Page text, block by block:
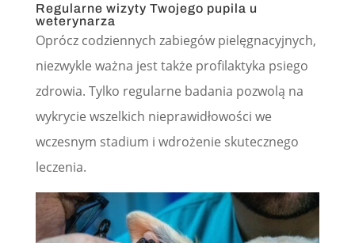
Regularne wizyty Twojego pupila u
weterynarza
Oprócz codziennych zabiegów pielęgnacyjnych,
niezwykle ważna jest także profilaktyka psiego
zdrowia. Tylko regularne badania pozwolą na
wykrycie wszelkich nieprawidłowości we
wczesnym stadium i wdrożenie skutecznego
leczenia.